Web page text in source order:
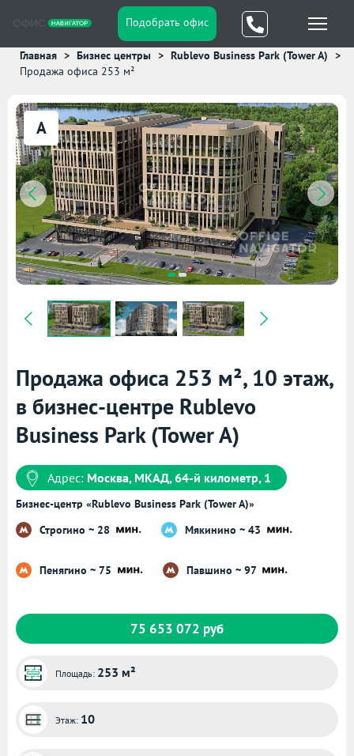
Подобрать офис
Главная Бизнес центры
Rublevo Business Park (Tower A)
Продажа офиса 253 м²
A
Продажа офиса 253 м², 10 этаж,
в бизнес-центре Rublevo
Business Park (Tower A)
Адрес: Москва, МКАД, 64-й километр, 1
Бизнес-центр «Rublevo Business Park (Tower A)»
Строгино ~ 28
Мякинино ~ 43
Пенягино ~ 75 Павшино ~ 97
75 653 072 руб
Площадь: 253 м²
Этаж: 10